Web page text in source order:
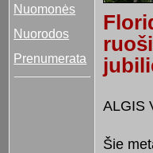
Nuomonės
Nuorodos
Prenumerata
ALGIS
Šie